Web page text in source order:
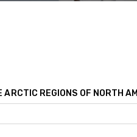
ARCTIC REGIONS OF NORTH